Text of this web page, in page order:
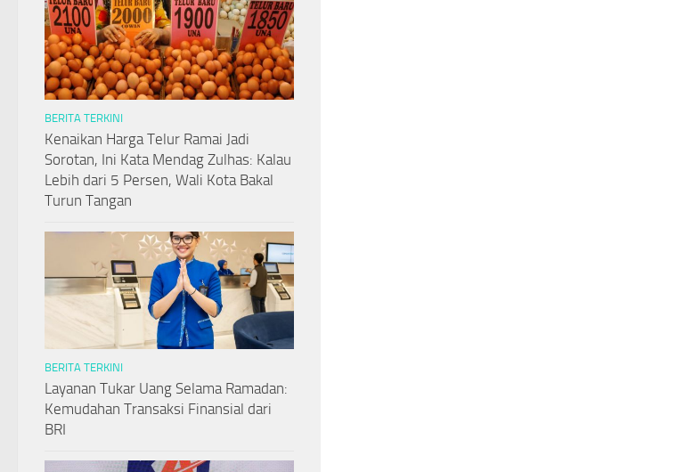
BERITA TERKINI
Kenaikan Harga Telur Ramai Jadi
Sorotan, Ini Kata Mendag Zulhas: Kalau
Lebih dari 5 Persen, Wali Kota Bakal
Turun Tangan
BERITA TERKINI
Layanan Tukar Uang Selama Ramadan:
Kemudahan Transaksi Finansial dari
BRI